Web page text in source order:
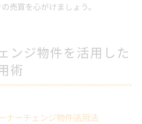
売買を心がけましょう。
ンジ物件を活用した
術
ナーチェンジ物件活用法